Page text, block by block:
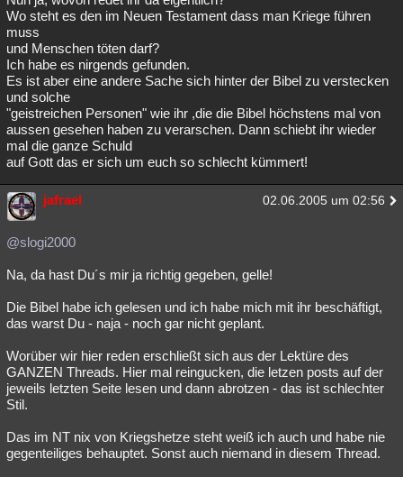
Wo steht es den im Neuen Testament dass man Kriege führen
muss
und Menschen töten darf?
Ich habe es nirgends gefunden.
Es ist aber eine andere Sache sich hinter der Bibel zu verstecken
und solche
"geistreichen Personen" wie ihr ,die die Bibel höchstens mal von
aussen gesehen haben zu verarschen. Dann schiebt ihr wieder
mal die ganze Schuld
auf Gott das er sich um euch so schlecht kümmert!
jafrael 02.06.2005 um 02:56
@slogi2000
Na, da hast Du´s mir ja richtig gegeben, gelle!
Die Bibel habe ich gelesen und ich habe mich mit ihr beschäftigt,
das warst Du - naja - noch gar nicht geplant.
Worüber wir hier reden erschließt sich aus der Lektüre des
GANZEN Threads. Hier mal reingucken, die letzen posts auf der
jeweils letzten Seite lesen und dann abrotzen - das ist schlechter
Stil.
Das im NT nix von Kriegshetze steht weiß ich auch und habe nie
gegenteiliges behauptet. Sonst auch niemand in diesem Thread.